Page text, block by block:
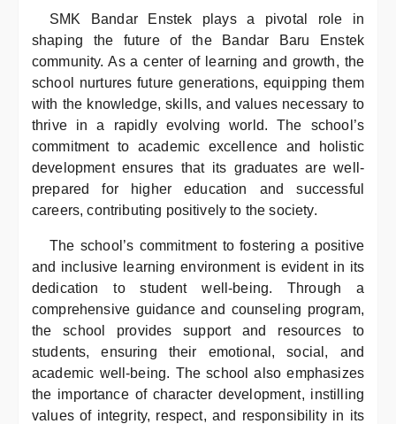
SMK Bandar Enstek plays a pivotal role in
shaping the future of the Bandar Baru Enstek
community. As a center of learning and growth, the
school nurtures future generations, equipping them
with the knowledge, skills, and values necessary to
thrive in a rapidly evolving world. The school’s
commitment to academic excellence and holistic
development ensures that its graduates are well-
prepared for higher education and successful
careers, contributing positively to the society.
The school’s commitment to fostering a positive
and inclusive learning environment is evident in its
dedication to student well-being. Through a
comprehensive guidance and counseling program,
the school provides support and resources to
students, ensuring their emotional, social, and
academic well-being. The school also emphasizes
the importance of character development, instilling
values of integrity, respect, and responsibility in its